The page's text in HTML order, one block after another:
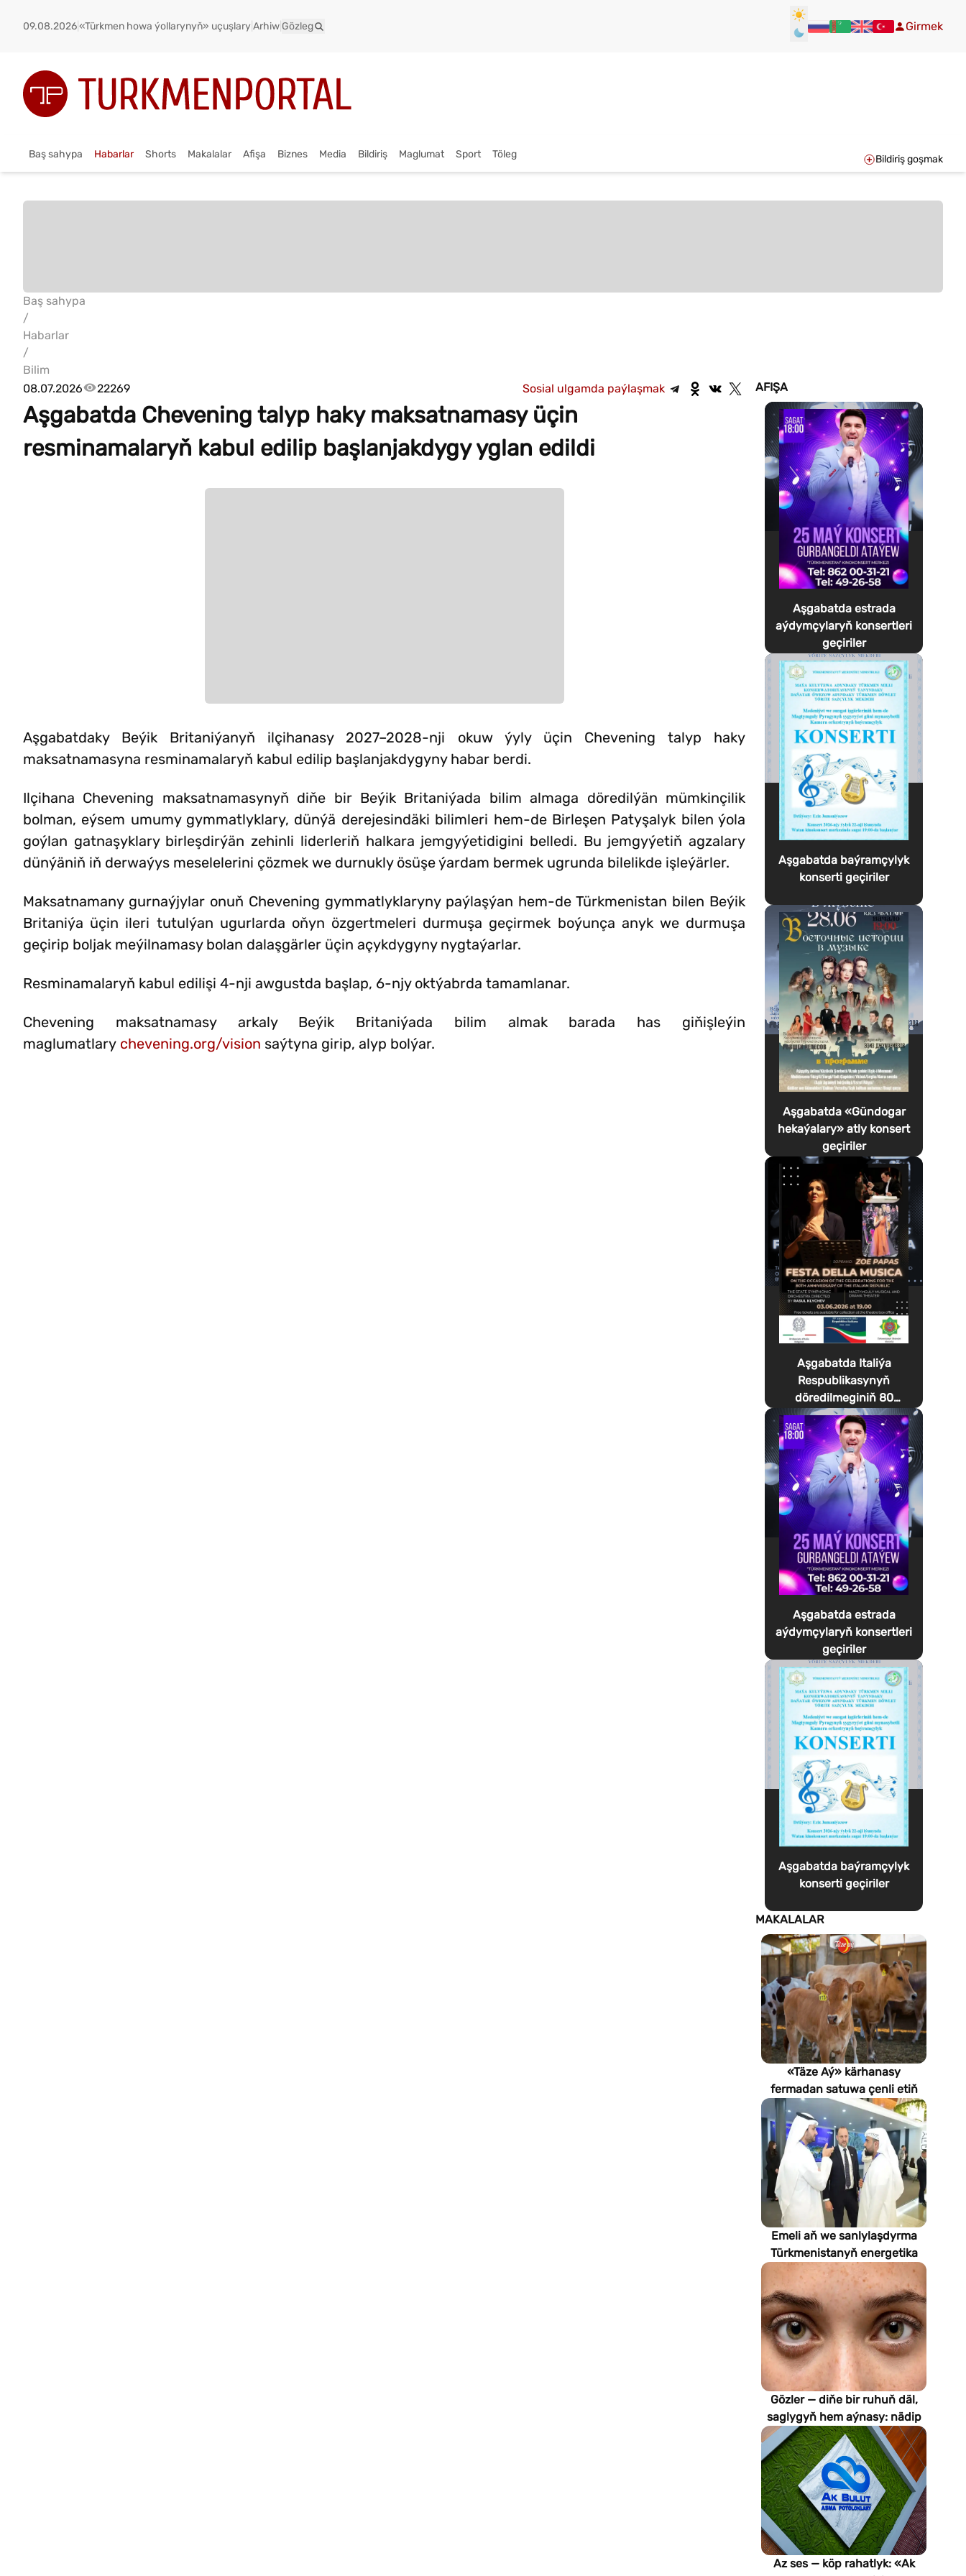
09.08.2026«Türkmen howa ýollarynyň» uçuşlaryArhiw Gözleg Girmek
Baş sahypa Habarlar Shorts Makalalar Afişa Biznes Media Bildiriş Maglumat Sport Töleg Bildiriş goşmak
Baş sahypa
/
Habarlar
/
Bilim
08.07.2026
22269 Sosial ulgamda paýlaşmak
Aşgabatda Chevening talyp haky maksatnamasy üçin
resminamalaryň kabul edilip başlanjakdygy yglan edildi
Aşgabatdaky Beýik Britaniýanyň ilçihanasy 2027–2028-nji okuw ýyly üçin Chevening talyp haky
maksatnamasyna resminamalaryň kabul edilip başlanjakdygyny habar berdi.
Ilçihana Chevening maksatnamasynyň diňe bir Beýik Britaniýada bilim almaga döredilýän mümkinçilik
bolman, eýsem umumy gymmatlyklary, dünýä derejesindäki bilimleri hem-de Birleşen Patyşalyk bilen ýola
goýlan gatnaşyklary birleşdirýän zehinli liderleriň halkara jemgyýetidigini belledi. Bu jemgyýetiň agzalary
dünýäniň iň derwaýys meselelerini çözmek we durnukly ösüşe ýardam bermek ugrunda bilelikde işleýärler.
Maksatnamany gurnaýjylar onuň Chevening gymmatlyklaryny paýlaşýan hem-de Türkmenistan bilen Beýik
Britaniýa üçin ileri tutulýan ugurlarda oňyn özgertmeleri durmuşa geçirmek boýunça anyk we durmuşa
geçirip boljak meýilnamasy bolan dalaşgärler üçin açykdygyny nygtaýarlar.
Resminamalaryň kabul edilişi 4-nji awgustda başlap, 6-njy oktýabrda tamamlanar.
Chevening maksatnamasy arkaly Beýik Britaniýada bilim almak barada has giňişleýin
maglumatlary chevening.org/vision saýtyna girip, alyp bolýar.
AFIŞA
Aşgabatda estrada
aýdymçylaryň konsertleri
geçiriler
Aşgabatda baýramçylyk
konserti geçiriler
Aşgabatda «Gündogar
hekaýalary» atly konsert
geçiriler
Aşgabatda Italiýa
Respublikasynyň
döredilmeginiň 80
ýyllygyna bagyşlanan
Festa della Musica
geçirilýär
Aşgabatda estrada
aýdymçylaryň konsertleri
geçiriler
Aşgabatda baýramçylyk
konserti geçiriler
MAKALALAR
«Täze Aý» kärhanasy
fermadan satuwa çenli etiň
hilini nädip gözegçilikde
saklaýar?
Emeli aň we sanlylaşdyrma
Türkmenistanyň energetika
pudagynyň geljegini
kesgitleýär
Gözler — diňe bir ruhuň däl,
saglygyň hem aýnasy: nädip
emeli aň keselleri suratlar
arkaly anyklaýar?
Az ses — köp rahatlyk: «Ak